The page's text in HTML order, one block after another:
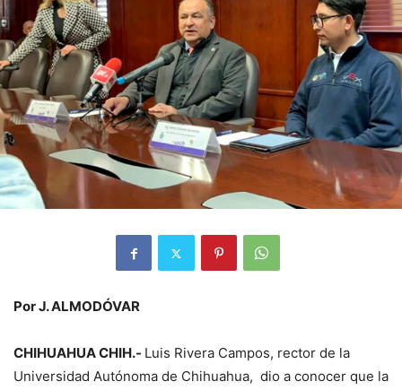
Por J. ALMODÓVAR
CHIHUAHUA CHIH.- Luis Rivera Campos, rector de la
Universidad Autónoma de Chihuahua, dio a conocer que la